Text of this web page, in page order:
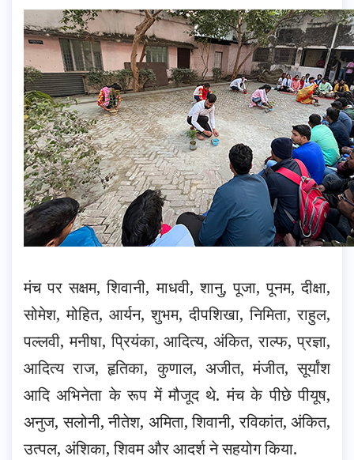
मंच पर सक्षम, शिवानी, माधवी, शानु, पूजा, पूनम, दीक्षा,
सोमेश, मोहित, आर्यन, शुभम, दीपशिखा, निमिता, राहुल,
पल्लवी, मनीषा, प्रियंका, आदित्य, अंकित, राल्फ, प्रज्ञा,
आदित्य राज, हृतिका, कुणाल, अजीत, मंजीत, सूर्यांश
आदि अभिनेता के रूप में मौजूद थे. मंच के पीछे पीयूष,
अनुज, सलोनी, नीतेश, अमिता, शिवानी, रविकांत, अंकित,
उत्पल, अंशिका, शिवम और आदर्श ने सहयोग किया.